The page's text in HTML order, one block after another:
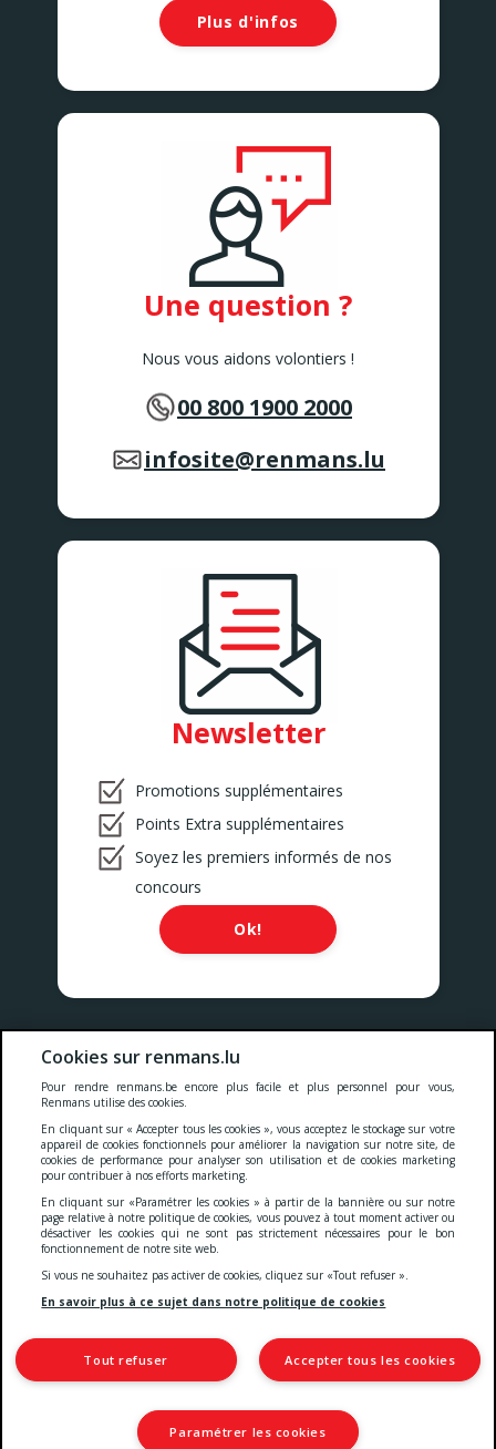
Plus d'infos
Une question ?
Nous vous aidons volontiers !
00 800 1900 2000
infosite@renmans.lu
Newsletter
Promotions supplémentaires
Points Extra supplémentaires
Soyez les premiers informés de nos
concours
Ok!
Nos prix comprennent toutes les taxes, la TVA, les droits et les
Deklaratioun zur Barrierefräiheet
4 Rue Henri M. Schnadt
2530 Luxembourg
TVA: LU15083165
Cookies sur renmans.lu
Pour rendre renmans.be encore plus facile et plus personnel pour vous,
Renmans utilise des cookies.
En cliquant sur « Accepter tous les cookies », vous acceptez le stockage sur votre
appareil de cookies fonctionnels pour améliorer la navigation sur notre site, de
cookies de performance pour analyser son utilisation et de cookies marketing
pour contribuer à nos efforts marketing.
En cliquant sur «Paramétrer les cookies » à partir de la bannière ou sur notre
page relative à notre politique de cookies, vous pouvez à tout moment activer ou
désactiver les cookies qui ne sont pas strictement nécessaires pour le bon
fonctionnement de notre site web.
Si vous ne souhaitez pas activer de cookies, cliquez sur «Tout refuser ».
En savoir plus à ce sujet dans notre politique de cookies
Accepter tous les cookies
Tout refuser
Paramétrer les cookies